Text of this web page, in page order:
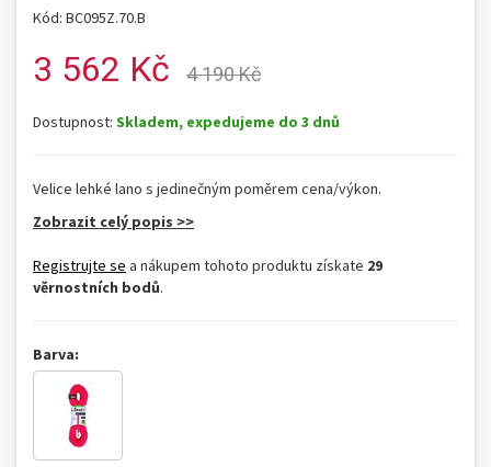
Kód: BC095Z.70.B
3 562 Kč 4 190 Kč
Dostupnost: Skladem, expedujeme do 3 dnů
Velice lehké lano s jedinečným poměrem cena/výkon.
Zobrazit celý popis >>
Registrujte se a nákupem tohoto produktu získate 29
věrnostních bodů.
Barva: